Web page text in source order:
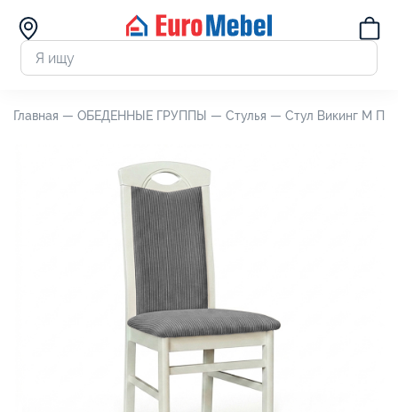
Главная — ОБЕДЕННЫЕ ГРУППЫ — Стулья — Стул Викинг М